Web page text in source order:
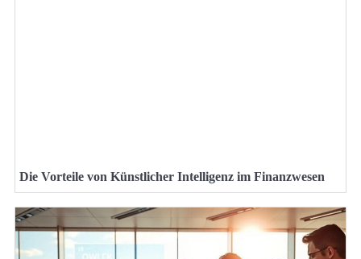
Die Vorteile von Künstlicher Intelligenz im Finanzwesen